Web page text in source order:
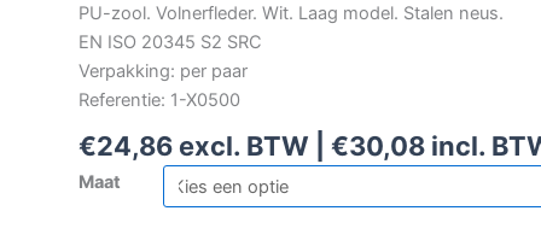
PU-zool. Volnerfleder. Wit. Laag model. Stalen neus.
EN ISO 20345 S2 SRC
Verpakking: per paar
Referentie: 1-X0500
€24,86 excl. BTW | €30,08 incl.
Maat